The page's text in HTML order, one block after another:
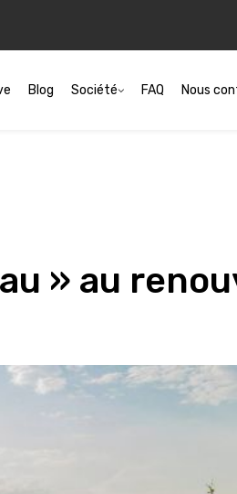
Blog Société FAQ Nous
» au